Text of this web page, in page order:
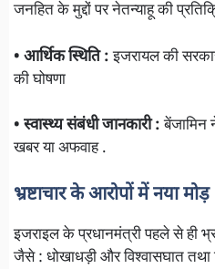
जनहित के मुद्दों पर नेतन्याहू की
• आर्थिक स्थिति :इजरायल की
की घोषणा
• स्वास्थ्य संबंधी जानकारी :बेंजामिन
खबर या अफवाह .
भ्रष्टाचार के आरोपों में नया मोड़
इजराइल के प्रधानमंत्री पहले से ही
जैसे : धोखाधड़ी और विश्वासघात तथा